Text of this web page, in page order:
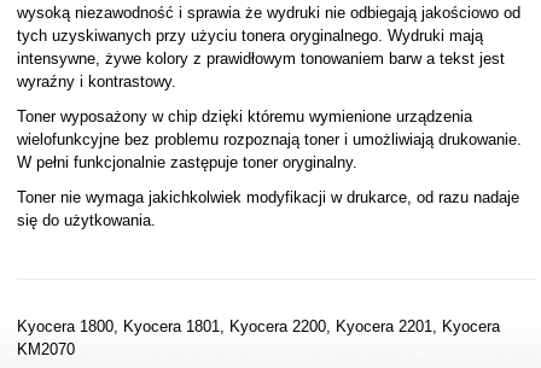
wysoką niezawodność i sprawia że wydruki nie odbiegają jakościowo od
tych uzyskiwanych przy użyciu tonera oryginalnego. Wydruki mają
intensywne, żywe kolory z prawidłowym tonowaniem barw a tekst jest
wyraźny i kontrastowy.
Toner wyposażony w chip dzięki któremu wymienione urządzenia
wielofunkcyjne bez problemu rozpoznają toner i umożliwiają drukowanie.
W pełni funkcjonalnie zastępuje toner oryginalny.
Toner nie wymaga jakichkolwiek modyfikacji w drukarce, od razu nadaje
się do użytkowania.
Kyocera 1800, Kyocera 1801, Kyocera 2200, Kyocera 2201, Kyocera
KM2070